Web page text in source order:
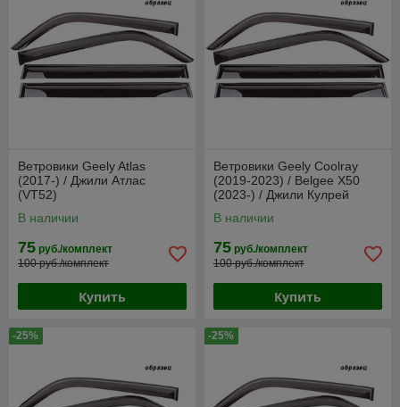
Ветровики Geely Atlas
(2017-) / Джили Атлас
(VT52)
В наличии
75 руб./комплект
100 руб./комплект
Купить
Ветровики Geely Coolray
(2019-2023) / Belgee X50
(2023-) / Джили Кулрей
В наличии
75 руб./комплект
100 руб./комплект
Купить
-25% -25%